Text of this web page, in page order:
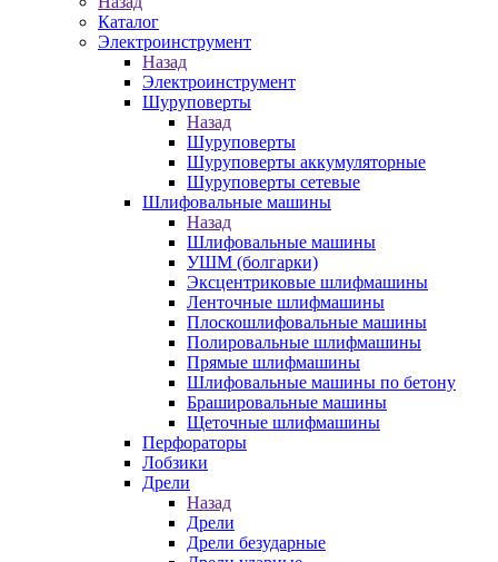
Каталог
Электроинструмент
Назад
Электроинструмент
Шуруповерты
Назад
Шуруповерты
Шуруповерты аккумуляторные
Шуруповерты сетевые
Шлифовальные машины
Назад
Шлифовальные машины
УШМ (болгарки)
Эксцентриковые шлифмашины
Ленточные шлифмашины
Плоскошлифовальные машины
Полировальные шлифмашины
Прямые шлифмашины
Шлифовальные машины по бетону
Брашировальные машины
Щеточные шлифмашины
Перфораторы
Лобзики
Дрели
Назад
Дрели
Дрели безударные